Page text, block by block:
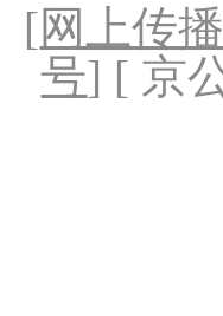
[网上传
号] [ 京